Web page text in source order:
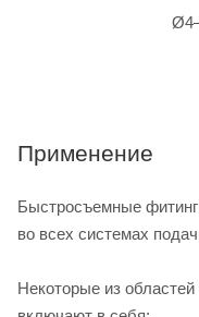
Применение
Быстросъемные
во всех системах
Некоторые из